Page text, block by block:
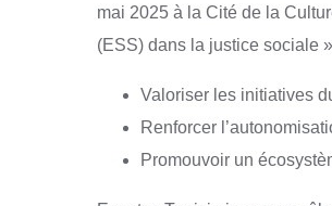
mai 2025 à la Cité de la
(ESS) dans la justice sociale
Valoriser les initiatives
Renforcer
Promouvoir un